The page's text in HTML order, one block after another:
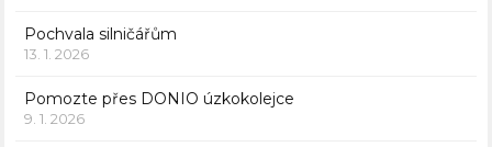
Pochvala silničářům
13. 1. 2026
Pomozte přes DONIO úzkokolejce
9. 1. 2026